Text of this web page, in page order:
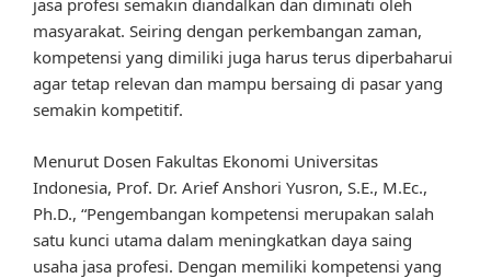
jasa profesi semakin diandalkan dan diminati oleh
masyarakat. Seiring dengan perkembangan zaman,
kompetensi yang dimiliki juga harus terus diperbaharui
agar tetap relevan dan mampu bersaing di pasar yang
semakin kompetitif.
Menurut Dosen Fakultas Ekonomi Universitas
Indonesia, Prof. Dr. Arief Anshori Yusron, S.E., M.Ec.,
Ph.D., “Pengembangan kompetensi merupakan salah
satu kunci utama dalam meningkatkan daya saing
usaha jasa profesi. Dengan memiliki kompetensi yang